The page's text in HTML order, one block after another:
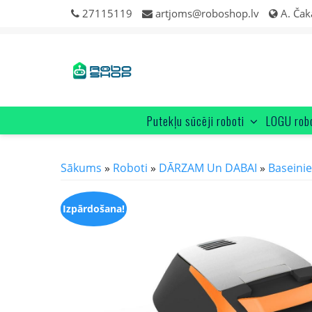
27115119 artjoms@roboshop.lv A.
Putekļu sūcēji roboti LOGU
Sākums » Roboti » DĀRZAM Un DABAI »
Izpārdošana!